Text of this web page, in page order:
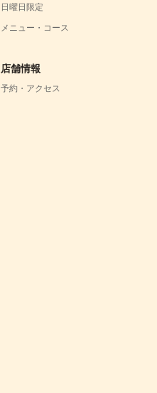
日曜日限定
メニュー・コース
店舗情報
予約・アクセス